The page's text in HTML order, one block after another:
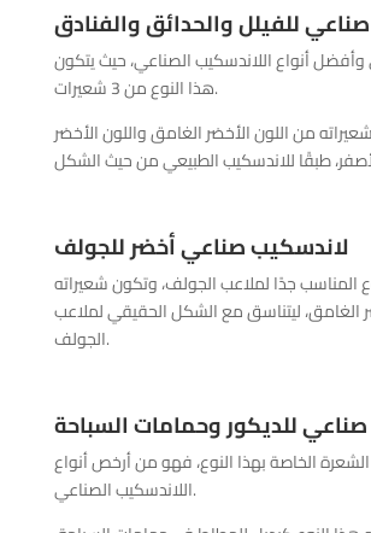
للفيلل والحدائق والفنادق
أنواع اللاندسكيب الصناعي، حيث يتكون
هذا النوع من 3 شعيرات.
من اللون الأخضر الغامق واللون الأخضر
لاندسكيب صناعي أخضر للجولف
المناسب جدًا لملاعب الجولف، وتكون شعيراته
الغامق، ليتناسق مع الشكل الحقيقي لملاعب
الجولف.
للديكور وحمامات السباحة
الخاصة بهذا النوع، فهو من أرخص أنواع
اللاندسكيب الصناعي.